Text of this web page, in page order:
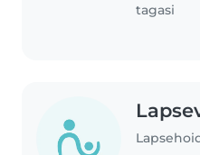
tagasi